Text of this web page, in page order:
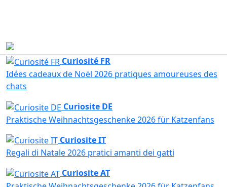
Curiosité FR
Idées cadeaux de Noël 2026 pratiques amoureuses des
chats
Curiosite DE
Praktische Weihnachtsgeschenke 2026 für Katzenfans
Curiosite IT
Regali di Natale 2026 pratici amanti dei gatti
Curiosite AT